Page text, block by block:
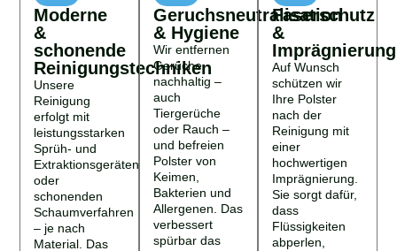
Moderne
&
schonende
Reinigungstechniken
Unsere
Reinigung
erfolgt mit
leistungsstarken
Sprüh- und
Extraktionsgeräten
oder
schonenden
Schaumverfahren
– je nach
Material. Das
Geruchsneutralisation
& Hygiene
Wir entfernen
Gerüche
nachhaltig –
auch
Tiergerüche
oder Rauch –
und befreien
Polster von
Keimen,
Bakterien und
Allergenen. Das
verbessert
spürbar das
Faserschutz
&
Imprägnierung
Auf Wunsch
schützen wir
Ihre Polster
nach der
Reinigung mit
einer
hochwertigen
Imprägnierung.
Sie sorgt dafür,
dass
Flüssigkeiten
abperlen,